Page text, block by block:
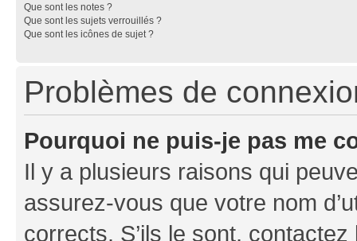
Que sont les notes ?
Que sont les sujets verrouillés ?
Que sont les icônes de sujet ?
Problèmes de
Pourquoi ne puis-je pas me
Il y a plusieurs raisons qui
assurez-vous que votre nom
corrects. S’ils le sont,